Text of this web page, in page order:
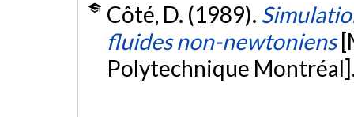
Côté, D. (1989).
fluides non-newtoniens
Polytechnique